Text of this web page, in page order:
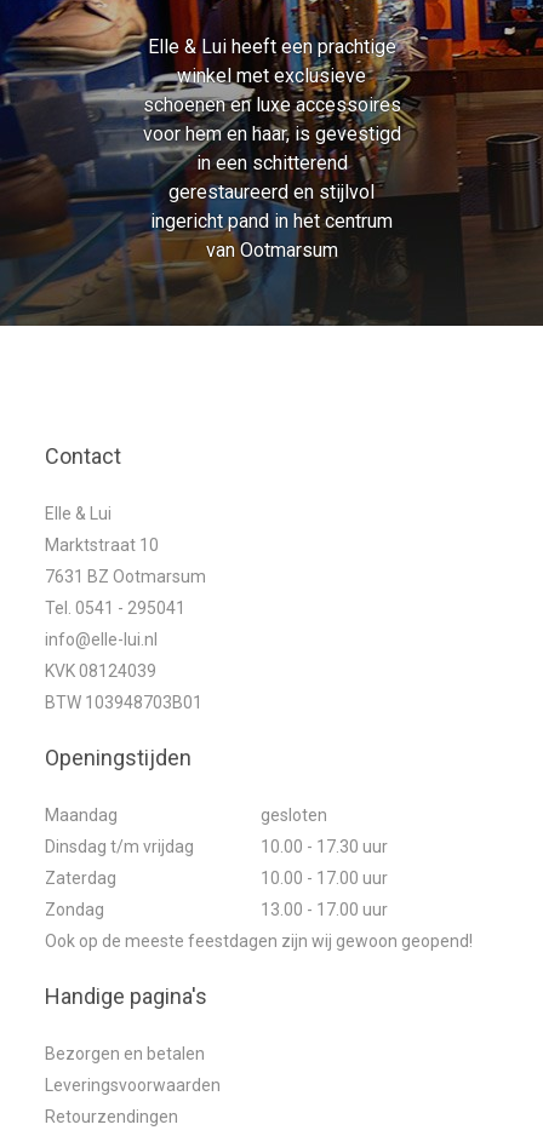
Elle & Lui heeft een prachtige
winkel met exclusieve
schoenen en luxe accessoires
voor hem en haar, is gevestigd
in een schitterend
gerestaureerd en stijlvol
ingericht pand in het centrum
van Ootmarsum
Contact
Elle & Lui
Marktstraat 10
7631 BZ Ootmarsum
Tel. 0541 - 295041
info@elle-lui.nl
KVK 08124039
BTW 103948703B01
Openingstijden
Maandag
gesloten
Dinsdag t/m vrijdag
10.00 - 17.30 uur
Zaterdag
10.00 - 17.00 uur
Zondag
13.00 - 17.00 uur
Ook op de meeste feestdagen zijn wij gewoon geopend!
Handige pagina's
Bezorgen en betalen
Leveringsvoorwaarden
Retourzendingen